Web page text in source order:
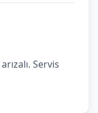
Servis